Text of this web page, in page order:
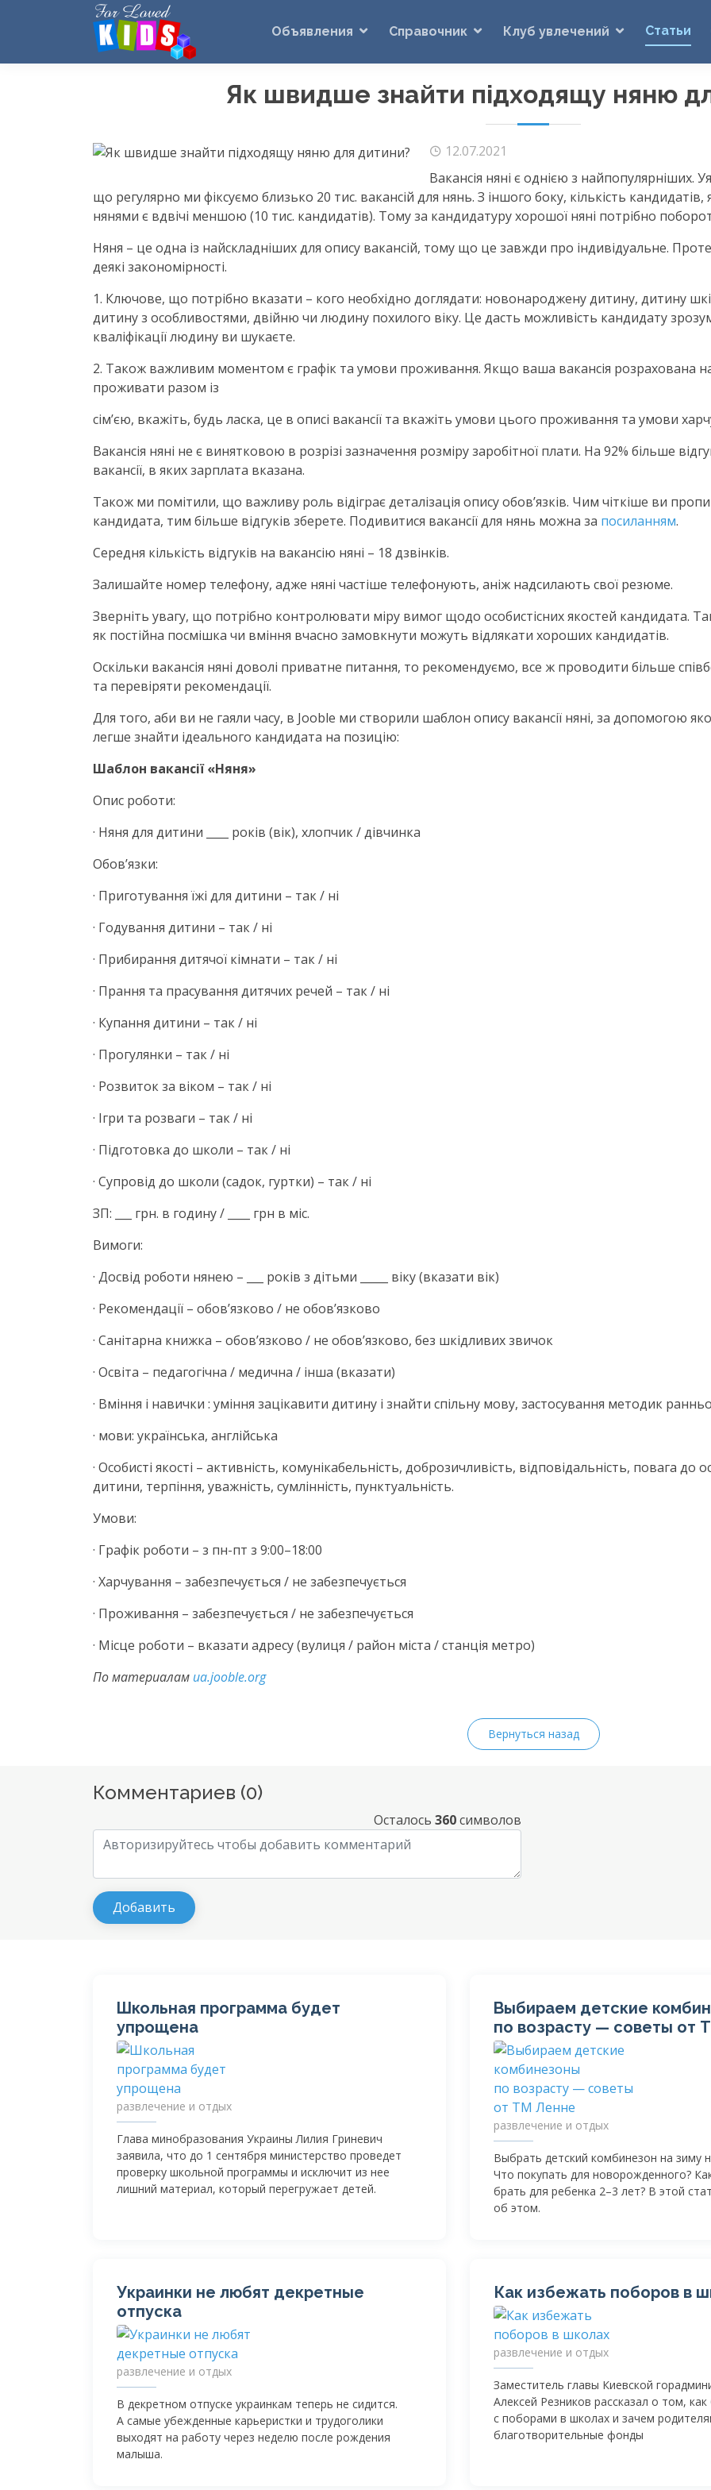
Объявления Справочник Клуб увлечений Статьи
Як швидше знайти підходящу няню
12.07.2021
Вакансія няні є однією з найпопулярніших.
що регулярно ми фіксуємо близько 20 тис. вакансій для нянь. З іншого боку, кількість кандидатів,
нянями є вдвічі меншою (10 тис. кандидатів). Тому за кандидатуру хорошої няні потрібно
Няня – це одна із найскладніших для опису вакансій, тому що це завжди про індивідуальне.
деякі закономірності.
1. Ключове, що потрібно вказати – кого необхідно доглядати: новонароджену дитину, дитину
дитину з особливостями, двійню чи людину похилого віку. Це дасть можливість кандидату
кваліфікації людину ви шукаєте.
2. Також важливим моментом є графік та умови проживання. Якщо ваша вакансія розрахована
проживати разом із
сім’єю, вкажіть, будь ласка, це в описі вакансії та вкажіть умови цього проживання та умови
Вакансія няні не є винятковою в розрізі зазначення розміру заробітної плати. На 92% більше
вакансії, в яких зарплата вказана.
Також ми помітили, що важливу роль відіграє деталізація опису обов’язків. Чим чіткіше ви
кандидата, тим більше відгуків зберете. Подивитися вакансії для нянь можна за посиланням.
Середня кількість відгуків на вакансію няні – 18 дзвінків.
Залишайте номер телефону, адже няні частіше телефонують, аніж надсилають свої резюме.
Зверніть увагу, що потрібно контролювати міру вимог щодо особистісних якостей кандидата.
як постійна посмішка чи вміння вчасно замовкнути можуть відлякати хороших кандидатів.
Оскільки вакансія няні доволі приватне питання, то рекомендуємо, все ж проводити більше
та перевіряти рекомендації.
Для того, аби ви не гаяли часу, в Jooble ми створили шаблон опису вакансії няні, за допомогою
легше знайти ідеального кандидата на позицію:
Шаблон вакансії «Няня»
Опис роботи:
· Няня для дитини ____ років (вік), хлопчик / дівчинка
Обов’язки:
· Приготування їжі для дитини – так / ні
· Годування дитини – так / ні
· Прибирання дитячої кімнати – так / ні
· Прання та прасування дитячих речей – так / ні
· Купання дитини – так / ні
· Прогулянки – так / ні
· Розвиток за віком – так / ні
· Ігри та розваги – так / ні
· Підготовка до школи – так / ні
· Супровід до школи (садок, гуртки) – так / ні
ЗП: ___ грн. в годину / ____ грн в міс.
Вимоги:
· Досвід роботи нянею – ___ років з дітьми _____ віку (вказати вік)
· Рекомендації – обов’язково / не обов’язково
· Санітарна книжка – обов’язково / не обов’язково, без шкідливих звичок
· Освіта – педагогічна / медична / інша (вказати)
· Вміння і навички : уміння зацікавити дитину і знайти спільну мову, застосування методик
· мови: українська, англійська
· Особисті якості – активність, комунікабельність, доброзичливість, відповідальність, повага до
дитини, терпіння, уважність, сумлінність, пунктуальність.
Умови:
· Графік роботи – з пн-пт з 9:00–18:00
· Харчування – забезпечується / не забезпечується
· Проживання – забезпечується / не забезпечується
· Місце роботи – вказати адресу (вулиця / район міста / станція метро)
По материалам ua.jooble.org
Вернуться назад
Комментариев (0)
Осталось 360символов
Школьная программа будет
упрощена
развлечение и отдых
Глава минобразования Украины Лилия Гриневич
заявила, что до 1 сентября министерство проведет
проверку школьной программы и исключит из нее
лишний материал, который перегружает детей.
Выбираем детские
по возрасту — советы от
развлечение и отдых
Выбрать детский комбинезон на зиму
Что покупать для новорожденного?
брать для ребенка 2–3 лет? В этой
об этом.
Украинки не любят декретные
отпуска
развлечение и отдых
В декретном отпуске украинкам теперь не сидится.
А самые убежденные карьеристки и трудоголики
выходят на работу через неделю после рождения
малыша.
Как избежать поборов в
развлечение и отдых
Заместитель главы Киевской
Алексей Резников рассказал о том,
с поборами в школах и зачем
благотворительные фонды